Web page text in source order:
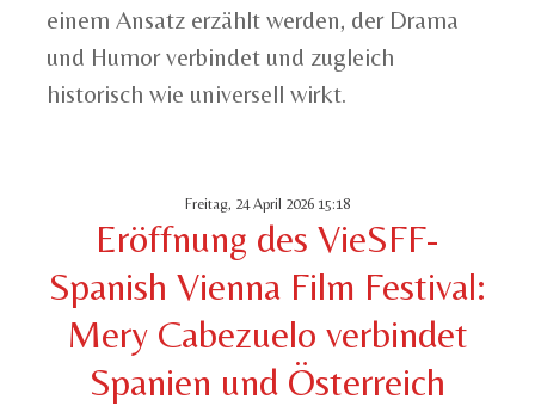
einem Ansatz erzählt werden, der Drama
und Humor verbindet und zugleich
historisch wie universell wirkt.
Freitag, 24 April 2026 15:18
Eröffnung des VieSFF-
Spanish Vienna Film Festival:
Mery Cabezuelo verbindet
Spanien und Österreich